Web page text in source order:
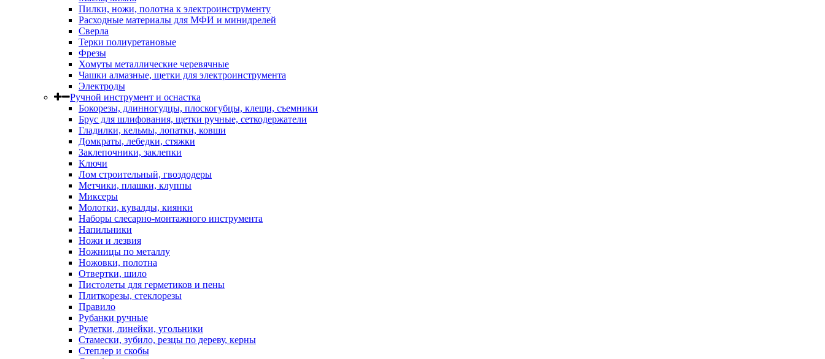
Пилки, ножи, полотна к электроинструменту
Расходные материалы для МФИ и минидрелей
Сверла
Терки полиуретановые
Фрезы
Хомуты металлические черевячные
Чашки алмазные, щетки для электроинструмента
Электроды
Ручной инструмент и оснастка
Бокорезы, длинногудцы, плоскогубцы, клещи, съемники
Брус для шлифования, щетки ручные, сеткодержатели
Гладилки, кельмы, лопатки, ковши
Домкраты, лебедки, стяжки
Заклепочники, заклепки
Ключи
Лом строительный, гвоздодеры
Метчики, плашки, клуппы
Миксеры
Молотки, кувалды, киянки
Наборы слесарно-монтажного инструмента
Напильники
Ножи и лезвия
Ножницы по металлу
Ножовки, полотна
Отвертки, шило
Пистолеты для герметиков и пены
Плиткорезы, стеклорезы
Правило
Рубанки ручные
Рулетки, линейки, угольники
Стамески, зубило, резцы по дереву, керны
Степлер и скобы